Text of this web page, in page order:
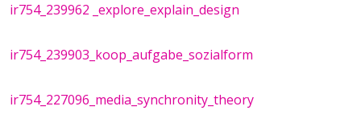
ir754_239962 _explore_explain_design
ir754_239903_koop_aufgabe_sozialform
ir754_227096_media_synchronity_theory